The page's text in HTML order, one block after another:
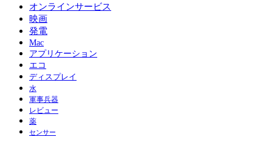
オンラインサービス
映画
発電
Mac
アプリケーション
エコ
ディスプレイ
水
軍事兵器
レビュー
薬
センサー